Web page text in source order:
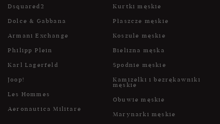
Dsquared2
Dolce & Gabbana
Armani Exchange
Philipp Plein
Karl Lagerfeld
Joop!
Les Hommes
Aeronautica Militare
Kurtki męskie
Płaszcze męskie
Koszule męskie
Bielizna męska
Spodnie męskie
Kamizelki i bezrękawniki
męskie
Obuwie męskie
Marynarki męskie